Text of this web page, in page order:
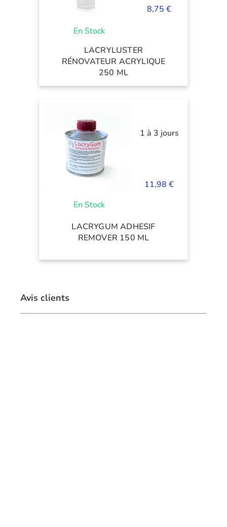
En Stock
8,75 €
LACRYLUSTER
RÉNOVATEUR ACRYLIQUE
250 ML
En Stock
1 à 3 jours
11,98 €
LACRYGUM ADHESIF
REMOVER 150 ML
Avis clients